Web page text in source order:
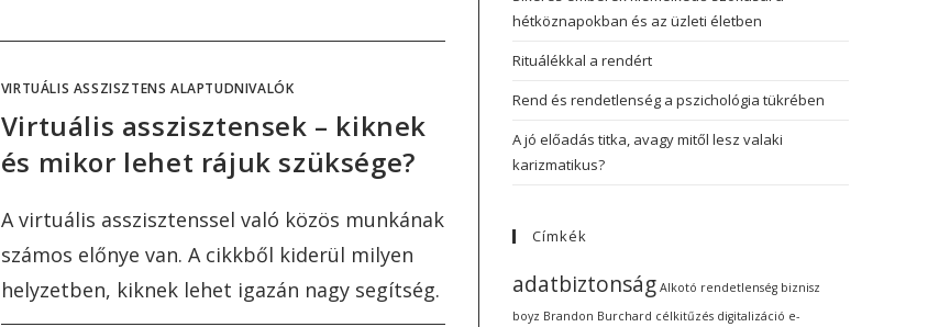
VIRTUÁLIS ASSZISZTENS ALAPTUDNIVALÓK
Virtuális asszisztensek – kiknek
és mikor lehet rájuk szüksége?
A virtuális asszisztenssel való közös munkának
számos előnye van. A cikkből kiderül milyen
helyzetben, kiknek lehet igazán nagy segítség.
hétköznapokban és az üzleti életben
Rituálékkal a rendért
Rend és rendetlenség a pszichológia tükrében
A jó előadás titka, avagy mitől lesz valaki
karizmatikus?
Címkék
adatbiztonság Alkotó rendetlenség biznisz
boyz Brandon Burchard célkitűzés digitalizáció e-